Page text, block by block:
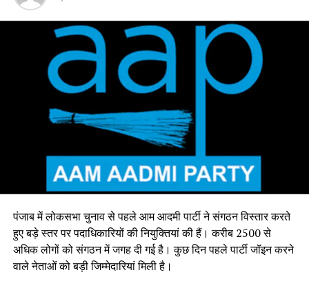
पंजाब में लोकसभा चुनाव से पहले आम आदमी पार्टी ने संगठन विस्तार करते
हुए बड़े स्तर पर पदाधिकारियों की नियुक्तियां की हैं। करीब 2500 से
अधिक लोगों को संगठन में जगह दी गई है। कुछ दिन पहले पार्टी जॉइन करने
वाले नेताओं को बड़ी जिम्मेदारियां मिली है।